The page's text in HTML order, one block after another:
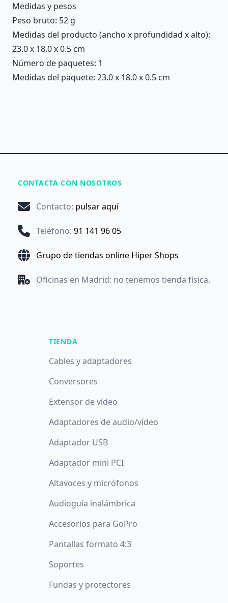
Medidas y pesos
Peso bruto: 52 g
Medidas del producto (ancho x profundidad x alto):
23.0 x 18.0 x 0.5 cm
Número de paquetes: 1
Medidas del paquete: 23.0 x 18.0 x 0.5 cm
CONTACTA CON NOSOTROS
Contacto: pulsar aquí
Teléfono: 91 141 96 05
Grupo de tiendas online Hiper Shops
Oficinas en Madrid: no tenemos tienda física.
TIENDA
Cables y adaptadores
Conversores
Extensor de vídeo
Adaptadores de audio/vídeo
Adaptador USB
Adaptador mini PCI
Altavoces y micrófonos
Audioguía inalámbrica
Accesorios para GoPro
Pantallas formato 4:3
Soportes
Fundas y protectores